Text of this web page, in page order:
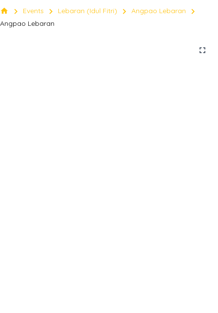
home chevron_right Events chevron_right Lebaran (Idul Fitri) chevron_right Angpao Lebaran chevron_right
Angpao Lebaran
fullscreen